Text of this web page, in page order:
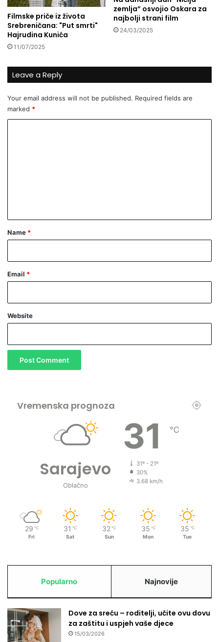
h
i
n
t
a
a
t
i
s
l
d
u
Filmske priče iz života
Srebreničana: "Put smrti"
Hajrudina Kunića
11/07/2025
zemlja” osvojio Oskara za
najbolji strani film
24/03/2025
Leave a Reply
Your email address will not be published. Required fields are
marked *
*
Name *
Email *
Website
Vremenska prognoza
Sarajevo
Oblačno
31 ℃
31º - 21º
30%
3.68 km/h
29 ℃
Fri
31 ℃
Sat
32 ℃
Sun
35 ℃
Mon
35 ℃
Tue
Popularno Najnovije
Dove za sreću – roditelji, učite ovu dovu
za zaštitu i uspjeh vaše djece
15/03/2026